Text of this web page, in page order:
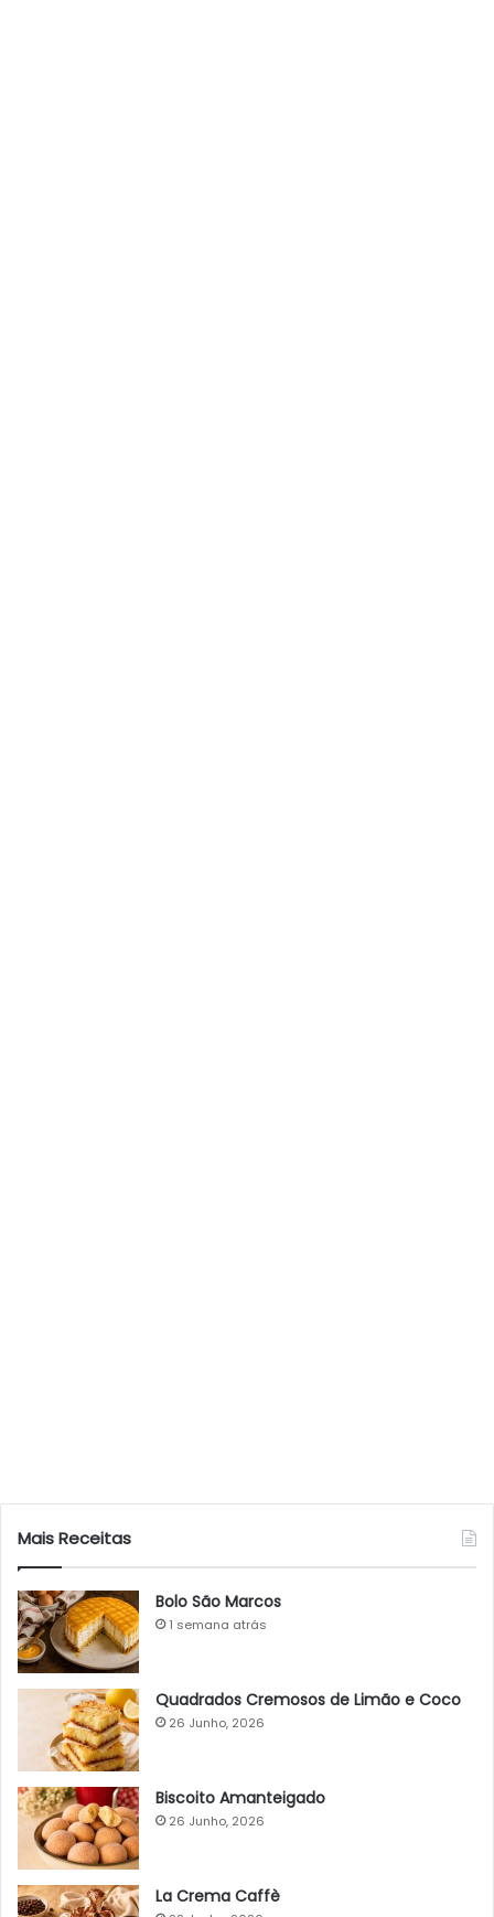
Mais Receitas
Bolo São Marcos
1 semana atrás
Quadrados Cremosos de Limão e Coco
26 Junho, 2026
Biscoito Amanteigado
26 Junho, 2026
La Crema Caffè